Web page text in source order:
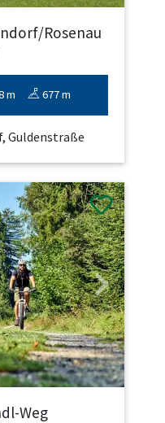
Rosenau
m 677 m
Guldenstraße
Next
Weg